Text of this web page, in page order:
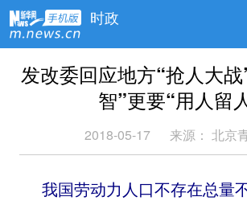
时政
发改委回应地方“抢人大战
智”更要“用人留
2018-05-17 来源： 北京
我国劳动力人口不存在总量